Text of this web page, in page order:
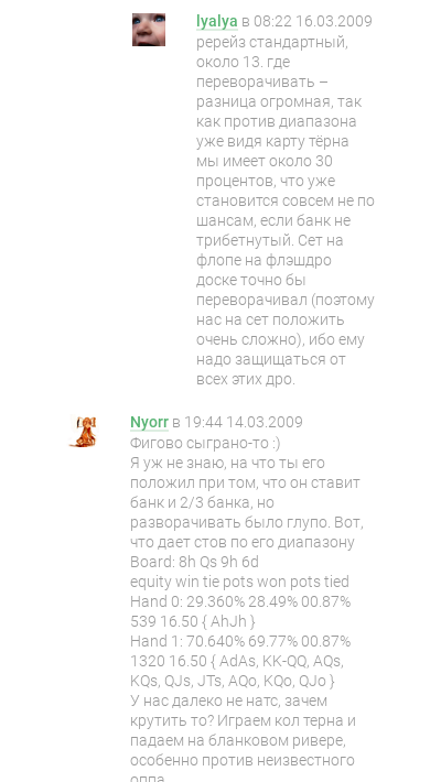
lyalya в 08:22 16.03.2009
ререйз стандартный,
около 13. где
переворачивать –
разница огромная, так
как против диапазона
уже видя карту тёрна
мы имеет около 30
процентов, что уже
становится совсем не по
шансам, если банк не
трибетнутый. Сет на
флопе на флэшдро
доске точно бы
переворачивал (поэтому
нас на сет положить
очень сложно), ибо ему
надо защищаться от
всех этих дро.
Nyorr в 19:44 14.03.2009
Фигово сыграно-то :)
Я уж не знаю, на что ты его
положил при том, что он ставит
банк и 2/3 банка, но
разворачивать было глупо. Вот,
что дает стов по его диапазону
Board: 8h Qs 9h 6d
equity win tie pots won pots tied
Hand 0: 29.360% 28.49% 00.87%
539 16.50 { AhJh }
Hand 1: 70.640% 69.77% 00.87%
1320 16.50 { AdAs, KK-QQ, AQs,
KQs, QJs, JTs, AQo, KQo, QJo }
У нас далеко не натс, зачем
крутить то? Играем кол терна и
падаем на бланковом ривере,
особенно против неизвестного